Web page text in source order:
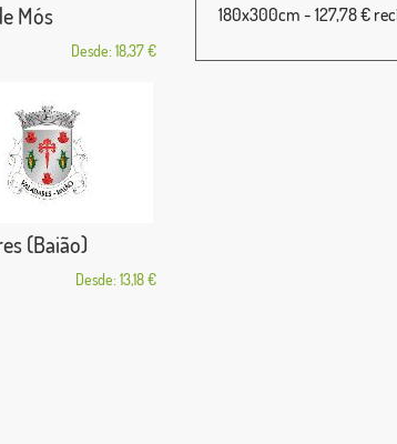
Mós
Desde: 18,37 €
(Baião)
Desde: 13,18 €
180x300cm - 127,78 €